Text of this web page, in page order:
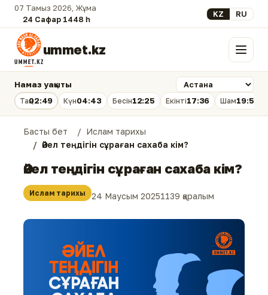
07 Тамыз 2026, Жұма
24 Сафар 1448 һ.
Select your
KZ RU
ummet.kz Мәзір
Намаз уақыты
Таң02:49 Күн04:43 Бесін12:25 Екінті17:36 Шам19:56
Басты бет
Ислам тарихы
Әйел теңдігін сұраған сахаба кім?
Әйел теңдігін сұраған сахаба кім?
Ислам тарихы 24 Маусым 20251139 қаралым